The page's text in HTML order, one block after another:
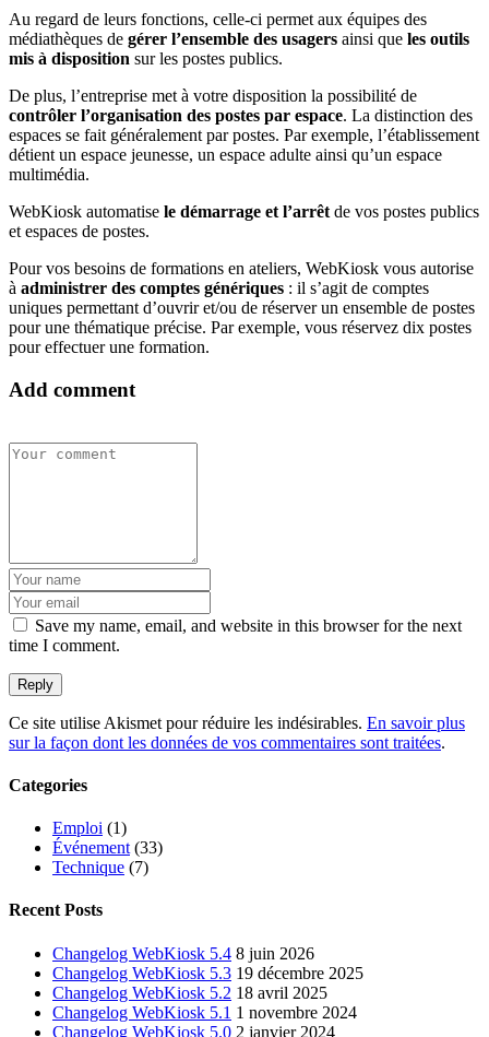
Au regard de leurs fonctions, celle-ci permet aux équipes des
médiathèques de gérer l’ensemble des usagers ainsi que les outils
mis à disposition sur les postes publics.
De plus, l’entreprise met à votre disposition la possibilité de
contrôler l’organisation des postes par espace. La distinction des
espaces se fait généralement par postes. Par exemple, l’établissement
détient un espace jeunesse, un espace adulte ainsi qu’un espace
multimédia.
WebKiosk automatise le démarrage et l’arrêt de vos postes publics
et espaces de postes.
Pour vos besoins de formations en ateliers, WebKiosk vous autorise
à administrer des comptes génériques : il s’agit de comptes
uniques permettant d’ouvrir et/ou de réserver un ensemble de postes
pour une thématique précise. Par exemple, vous réservez dix postes
pour effectuer une formation.
Add comment
Save my name, email, and website in this browser for the next
time I comment.
Ce site utilise Akismet pour réduire les indésirables. En savoir plus
sur la façon dont les données de vos commentaires sont traitées.
Categories
Emploi (1)
Événement (33)
Technique (7)
Recent Posts
Changelog WebKiosk 5.4 8 juin 2026
Changelog WebKiosk 5.3 19 décembre 2025
Changelog WebKiosk 5.2 18 avril 2025
Changelog WebKiosk 5.1 1 novembre 2024
Changelog WebKiosk 5.0 2 janvier 2024